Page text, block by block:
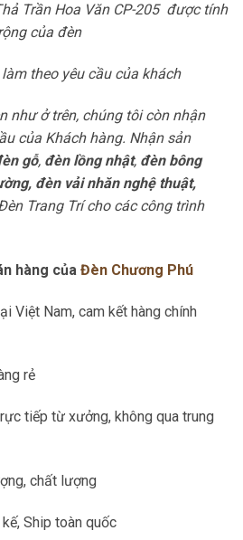
Trần Hoa Văn CP-205 được tính
của đèn
theo yêu cầu của khách
như ở trên, chúng tôi còn nhận
của Khách hàng. Nhận sản
gỗ, đèn lồng nhật, đèn bông
đèn vải nhăn nghệ thuật,
Trang Trí cho các công trình
hàng của Đèn Chương Phú
Việt Nam, cam kết hàng chính
rẻ
tiếp từ xưởng, không qua trung
chất lượng
Ship toàn quốc